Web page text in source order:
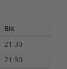
Bis
21:30
21:30